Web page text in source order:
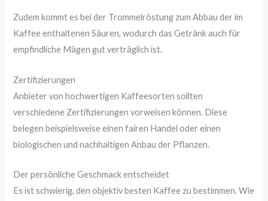
Zudem kommt es bei der Trommelröstung zum Abbau der im
Kaffee enthaltenen Säuren, wodurch das Getränk auch für
empfindliche Mägen gut verträglich ist.
Zertifizierungen
Anbieter von hochwertigen Kaffeesorten sollten
verschiedene Zertifizierungen vorweisen können. Diese
belegen beispielsweise einen fairen Handel oder einen
biologischen und nachhaltigen Anbau der Pflanzen.
Der persönliche Geschmack entscheidet
Es ist schwierig, den objektiv besten Kaffee zu bestimmen. Wie